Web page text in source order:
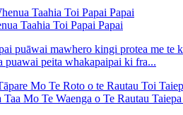
Taahia Toi Papai Papai
puawai peita whakapaipai ki fra...
Mo Te Waenga o Te Rautau